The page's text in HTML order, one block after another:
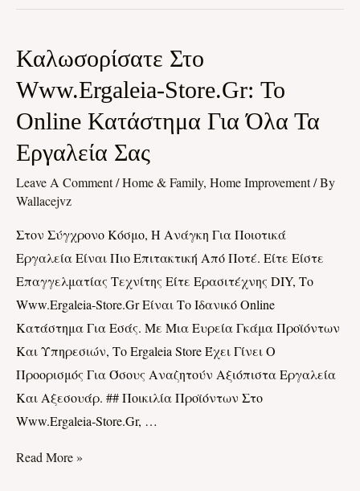
Καλωσορίσατε Στο
Www.ergaleia-Store.gr: Το
Online Κατάστημα Για Όλα Τα
Εργαλεία Σας
Leave A Comment/Home & Family, Home Improvement/ By
Wallacejvz
Στον Σύγχρονο Κόσμο, Η Ανάγκη Για Ποιοτικά
Εργαλεία Είναι Πιο Επιτακτική Από Ποτέ. Είτε Είστε
Επαγγελματίας Τεχνίτης Είτε Ερασιτέχνης DIY, Το
Www.ergaleia-Store.gr Είναι Το Ιδανικό Online
Κατάστημα Για Εσάς. Με Μια Ευρεία Γκάμα Προϊόντων
Και Υπηρεσιών, Το Ergaleia Store Έχει Γίνει Ο
Προορισμός Για Όσους Αναζητούν Αξιόπιστα Εργαλεία
Και Αξεσουάρ. ## Ποικιλία Προϊόντων Στο
Www.ergaleia-Store.gr, …
Καλωσορίσατε
Www.ergaleia-
Store.gr:
Το
Online
Κατάστημα
Όλα
Τα
Εργαλεία
Σας
Read More »